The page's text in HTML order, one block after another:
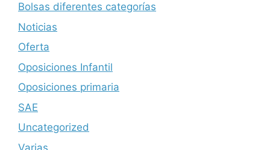
Bolsas diferentes categorías
Noticias
Oferta
Oposiciones Infantil
Oposiciones primaria
SAE
Uncategorized
Varias